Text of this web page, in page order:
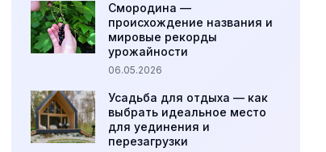
Смородина —
происхождение названия и
мировые рекорды
урожайности
06.05.2026
Усадьба для отдыха — как
выбрать идеальное место
для уединения и
перезагрузки